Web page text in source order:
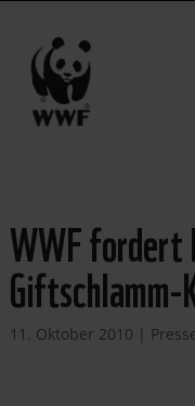
WWF fordert
11. Oktober 2010 |